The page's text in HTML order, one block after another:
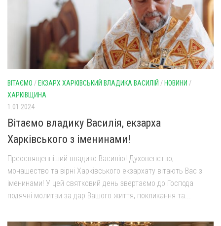
ВІТАЄМО / ЕКЗАРХ ХАРКІВСЬКИЙ ВЛАДИКА ВАСИЛІЙ / НОВИНИ /
ХАРКІВЩИНА
1.01.2024
Вітаємо владику Василія, екзарха
Харківського з іменинами!
Преосвященніший владико Василію! Духовенство,
монашество та вірні Харківського екзархату вітають Вас з
іменинами! У цей святковий день звертаємо до Господа
подячні молитви за дар Вашого життя, покликання та...